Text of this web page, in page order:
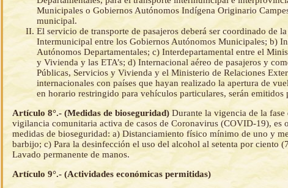
Municipales o Gobiernos Autónomos Indígena Originario
municipal.
El servicio de transporte de pasajeros deberá ser coordinado de
Intermunicipal entre los Gobiernos Autónomos Municipales; b)
Autónomos Departamentales; c) Interdepartamental entre el
y Vivienda y las ETA’s; d) Internacional aéreo de pasajeros y
Públicas, Servicios y Vivienda y el Ministerio de Relaciones
internacionales con países que hayan realizado la apertura de
en horario restringido para vehículos particulares, serán
Artículo 8°.- (Medidas de bioseguridad)Durante la vigencia de la
vigilancia comunitaria activa de casos de Coronavirus (COVID-19), es
medidas de bioseguridad: a) Distanciamiento físico mínimo de uno y
barbijo; c) Para la desinfección el uso del alcohol al setenta por ciento
Lavado permanente de manos.
Artículo 9°.- (Actividades económicas permitidas)